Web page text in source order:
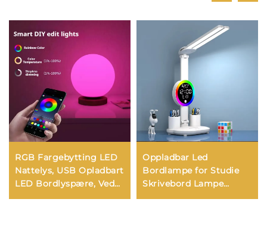
RGB Fargebytting LED
Nattelys, USB Opladbart
LED Bordlyspære, Ved
siden av Sengen Lys for
Oppladbar Led
Bordlampe for Studie
Skrivebord Lampe
Leselys Led Nattlys med